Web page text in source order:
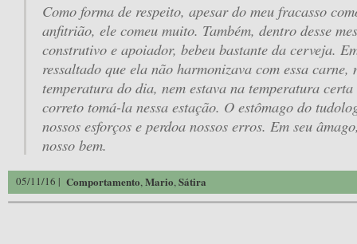
Como forma de respeito, apesar do meu fracasso
anfitrião, ele comeu muito. Também, dentro desse
construtivo e apoiador, bebeu bastante da cerveja.
ressaltado que ela não harmonizava com essa carne,
temperatura do dia, nem estava na temperatura certa
correto tomá-la nessa estação. O estômago do
nossos esforços e perdoa nossos erros. Em seu
nosso bem.
05/11/16 | Comportamento,Mario,Sátira